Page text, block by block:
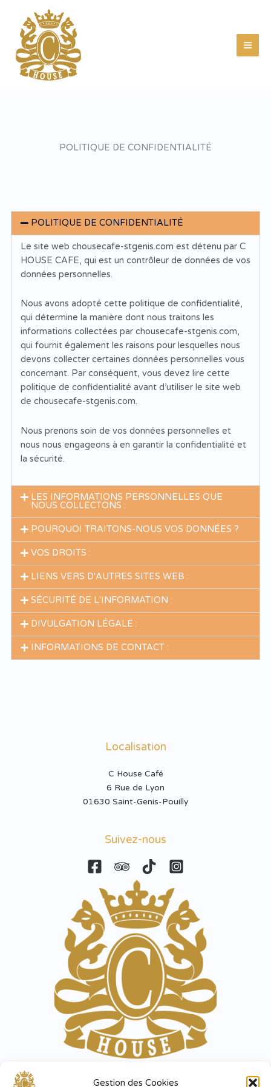
Gestion des Cookies
contenu
POLITIQUE DE CONFIDENTIALITÉ
POLITIQUE DE CONFIDENTIALITÉ
Le site web chousecafe-stgenis.com est détenu par C
HOUSE CAFE, qui est un contrôleur de données de vos
données personnelles.
Nous avons adopté cette politique de confidentialité,
qui détermine la manière dont nous traitons les
informations collectées par chousecafe-stgenis.com,
qui fournit également les raisons pour lesquelles nous
devons collecter certaines données personnelles vous
concernant. Par conséquent, vous devez lire cette
politique de confidentialité avant d’utiliser le site web
de chousecafe-stgenis.com.
Nous prenons soin de vos données personnelles et
nous nous engageons à en garantir la confidentialité et
la sécurité.
LES INFORMATIONS PERSONNELLES QUE
NOUS COLLECTONS :
POURQUOI TRAITONS-NOUS VOS DONNÉES ?
VOS DROITS :
LIENS VERS D'AUTRES SITES WEB :
SÉCURITÉ DE L'INFORMATION :
DIVULGATION LÉGALE :
INFORMATIONS DE CONTACT :
Localisation
C House Café
6 Rue de Lyon
01630 Saint-Genis-Pouilly
Suivez-nous
Horaires